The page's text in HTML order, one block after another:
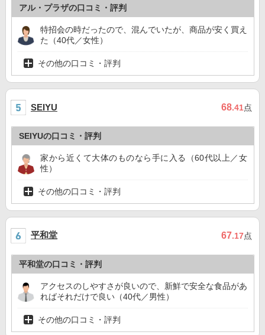
アル・プラザの口コミ・評判
特招会の時だったので、混んでいたが、商品が安く買え
た（40代／女性）
その他の口コミ・評判
SEIYU 68.41点
SEIYUの口コミ・評判
家から近くて大体のものなら手に入る（60代以上／女
性）
その他の口コミ・評判
平和堂 67.17点
平和堂の口コミ・評判
アクセスのしやすさが良いので、新鮮で安全な食品があ
ればそれだけで良い（40代／男性）
その他の口コミ・評判